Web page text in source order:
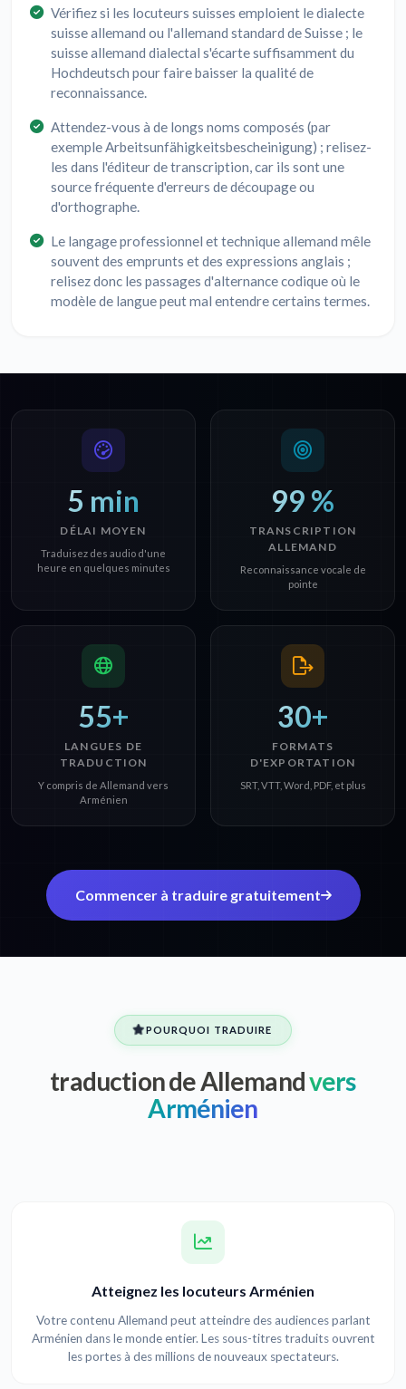
Vérifiez si les locuteurs suisses emploient le dialecte
suisse allemand ou l'allemand standard de Suisse ; le
suisse allemand dialectal s'écarte suffisamment du
Hochdeutsch pour faire baisser la qualité de
reconnaissance.
Attendez-vous à de longs noms composés (par
exemple Arbeitsunfähigkeitsbescheinigung) ; relisez-
les dans l'éditeur de transcription, car ils sont une
source fréquente d'erreurs de découpage ou
d'orthographe.
Le langage professionnel et technique allemand mêle
souvent des emprunts et des expressions anglais ;
relisez donc les passages d'alternance codique où le
modèle de langue peut mal entendre certains termes.
5 min
DÉLAI MOYEN
Traduisez des audio d'une
heure en quelques minutes
99 %
TRANSCRIPTION
ALLEMAND
Reconnaissance vocale de
pointe
55+
LANGUES DE
TRADUCTION
Y compris de Allemand vers
Arménien
30+
FORMATS
D'EXPORTATION
SRT, VTT, Word, PDF, et plus
Commencer à traduire gratuitement
POURQUOI TRADUIRE
traduction de Allemandvers
Arménien
Atteignez les locuteurs Arménien
Votre contenu Allemand peut atteindre des audiences parlant
Arménien dans le monde entier. Les sous-titres traduits ouvrent
les portes à des millions de nouveaux spectateurs.